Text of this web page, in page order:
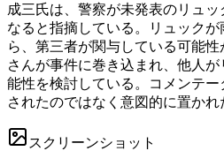
成三氏は、警察が未発表のリュ
なると指摘している。リュック
ら、第三者が関与している可能
さんが事件に巻き込まれ、他人
能性を検討している。コメンテ
されたのではなく意図的に置かれ
スクリーンショット